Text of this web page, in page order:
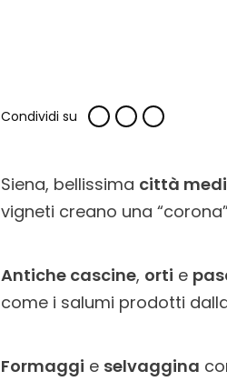
Condividi su
Siena, bellissima città
vigneti creano una
Antiche cascine, orti e
come i salumi prodotti
Formaggi e selvaggina